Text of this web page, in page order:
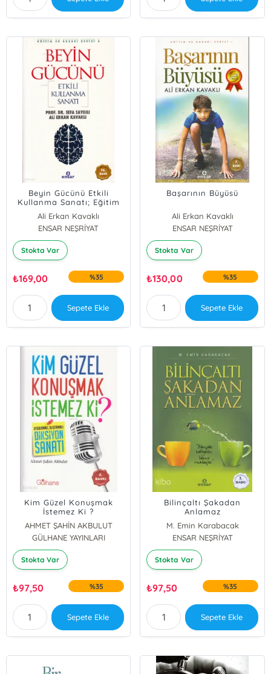
Beyin Gücünü Etkili
Kullanma Sanatı; Eğitim
ve Başarı Serisi 4
Ali Erkan Kavaklı
Prof. Dr. Sefa Saygılı
ENSAR NEŞRİYAT
Stokta Var
₺169,00 %35
Sepete Ekle
Başarının Büyüsü
Ali Erkan Kavaklı
ENSAR NEŞRİYAT
Stokta Var
₺130,00 %35
Sepete Ekle
Kim Güzel Konuşmak
İstemez Ki ?
AHMET ŞAHİN AKBULUT
GÜLHANE YAYINLARI
Stokta Var
₺97,50 %35
Sepete Ekle
Bilinçaltı Şakadan
Anlamaz
M. Emin Karabacak
ENSAR NEŞRİYAT
Stokta Var
₺97,50 %35
Sepete Ekle